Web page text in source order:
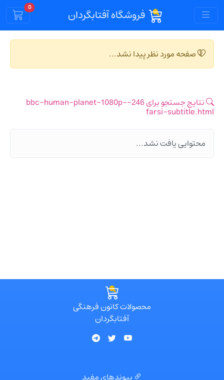
فروشگاه آفتابگردان 0
Cart
صفحه مورد نظر پیدا نشد...
نتایج جستجو برای 246-bbc-human-planet-1080p-
farsi-subtitle.html
محتوایی یافت نشد...
محصولات کانون فرهنگی
آفتابگردان
پیوندهای مفید